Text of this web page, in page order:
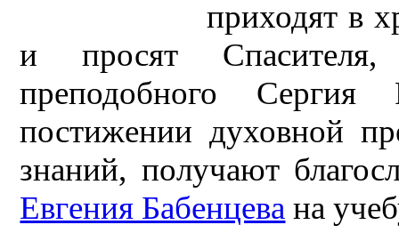
приходят в
и просят
преподобного
постижении духовной
знаний, получают
Евгения Бабенцева на